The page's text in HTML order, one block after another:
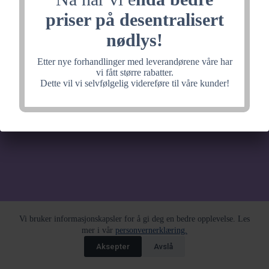
priser på desentralisert
nødlys!
Etter nye forhandlinger med leverandørene våre har
vi fått større rabatter.
Dette vil vi selvfølgelig videreføre til våre kunder!
Vi bruker informasjonskapsler for å gi deg en bedre opplevelse. Les
mer i vår personvernerklæring.
Aksepter
Avslå
noe fantastisk, velkommen
tilbake litt senere.